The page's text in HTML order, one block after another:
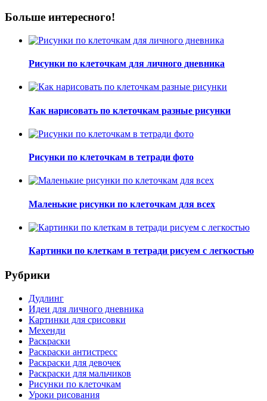
Больше интересного!
Рисунки по клеточкам для личного дневника
Как нарисовать по клеточкам разные рисунки
Рисунки по клеточкам в тетради фото
Маленькие рисунки по клеточкам для всех
Картинки по клеткам в тетради рисуем с легкостью
Рубрики
Дудлинг
Идеи для личного дневника
Картинки для срисовки
Мехенди
Раскраски
Раскраски антистресс
Раскраски для девочек
Раскраски для мальчиков
Рисунки по клеточкам
Уроки рисования